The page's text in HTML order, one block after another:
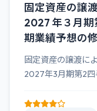
固定資産の譲
2027 年３月
期業績予想の
固定資産の譲渡に
2027年3月期第2四